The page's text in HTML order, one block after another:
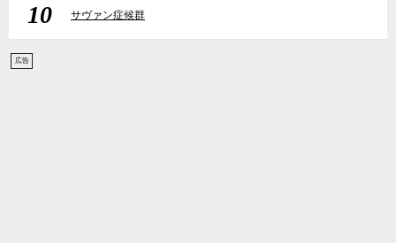
10 サヴァン症候群
広告